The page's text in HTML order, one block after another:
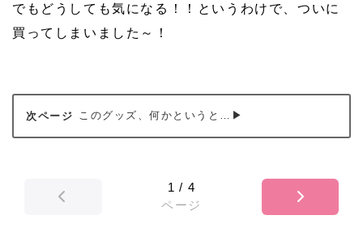
でもどうしても気になる！！というわけで、ついに
買ってしまいました～！
このグッズ、何かというと…▶
1 / 4
ページ